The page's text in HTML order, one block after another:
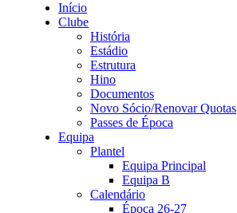
Início
Clube
História
Estádio
Estrutura
Hino
Documentos
Novo Sócio/Renovar Quotas
Passes de Época
Equipa
Plantel
Equipa Principal
Equipa B
Calendário
Época 26-27